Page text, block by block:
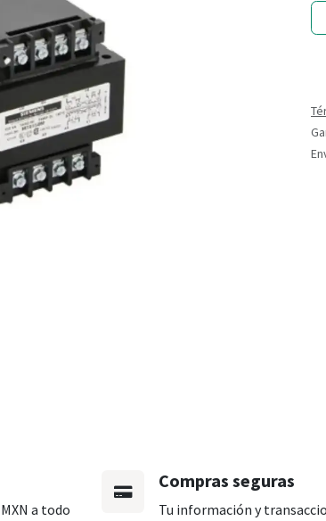
a todo
Compras seguras
Tu información y